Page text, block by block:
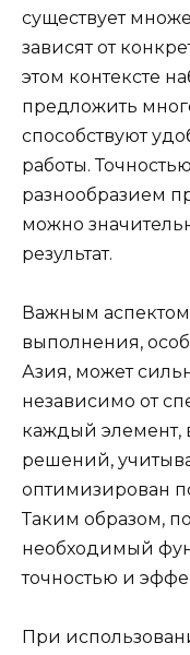
существует
зависят от
этом контексте
предложить
способствуют
работы.
разнообразием
можно
результат.
Важным аспектом
выполнения,
Азия, может
независимо от
каждый элемент,
решений,
оптимизирован
Таким образом,
необходимый
точностью и
При